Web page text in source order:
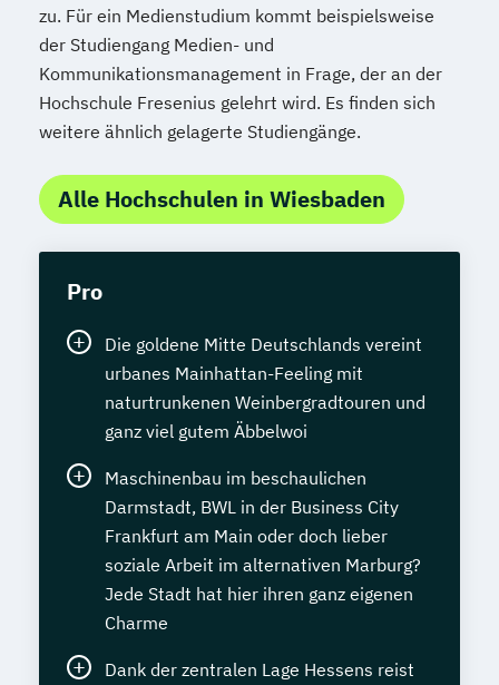
zu. Für ein Medienstudium kommt beispielsweise
der Studiengang Medien- und
Kommunikationsmanagement in Frage, der an der
Hochschule Fresenius gelehrt wird. Es finden sich
weitere ähnlich gelagerte Studiengänge.
Alle Hochschulen in Wiesbaden
Pro
Die goldene Mitte Deutschlands vereint
urbanes Mainhattan-Feeling mit
naturtrunkenen Weinbergradtouren und
ganz viel gutem Äbbelwoi
Maschinenbau im beschaulichen
Darmstadt, BWL in der Business City
Frankfurt am Main oder doch lieber
soziale Arbeit im alternativen Marburg?
Jede Stadt hat hier ihren ganz eigenen
Charme
Dank der zentralen Lage Hessens reist